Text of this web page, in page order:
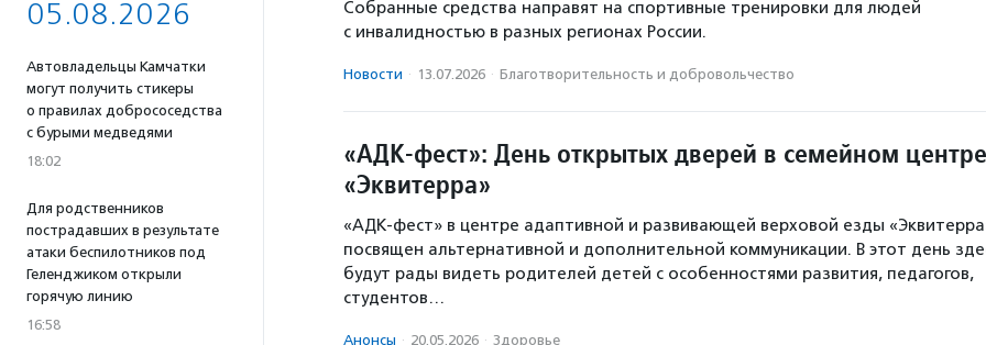
05.08.2026
Автовладельцы Камчатки
могут получить стикеры
о правилах добрососедства
с бурыми медведями
18:02
Для родственников
пострадавших в результате
атаки беспилотников под
Геленджиком открыли
горячую линию
16:58
Собранные средства направят на спортивные тренировки для людей
с инвалидностью в разных регионах России.
Новости · 13.07.2026 · Благотвори­тель­ность и доброволь­чест­во
«АДК-фест»: День открытых дверей в семейном центре
«Эквитерра»
«АДК-фест» в центре адаптивной и развивающей верховой езды
посвящен альтернативной и дополнительной коммуникации. В этот день
будут рады видеть родителей детей с особенностями развития, педагогов,
студентов…
Анонсы · 20.05.2026 · Здоровье